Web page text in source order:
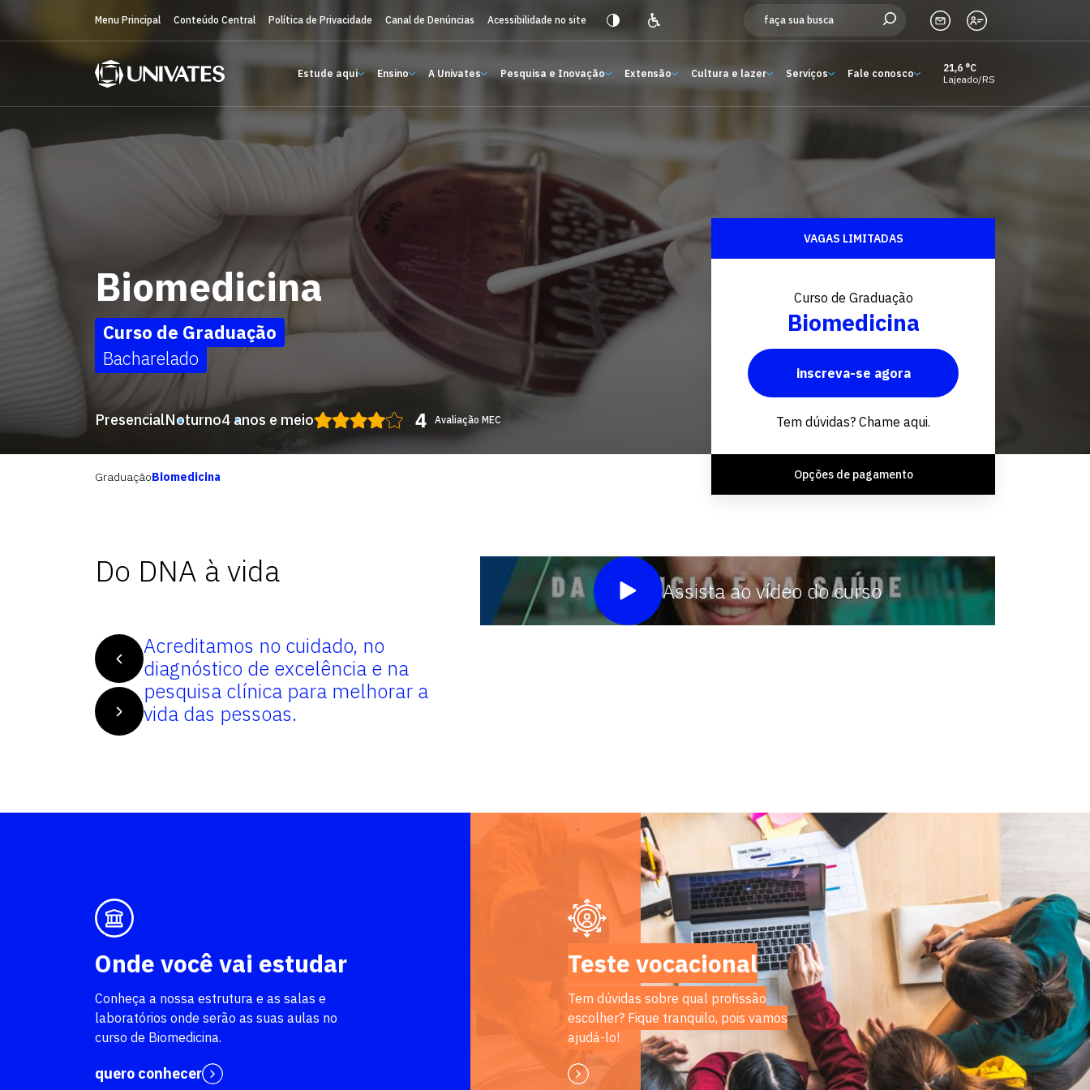
Menu Principal Conteúdo Central Política de Privacidade Canal de Denúncias Acessibilidade no site
Estude aqui Ensino A Univates Pesquisa e Inovação Extensão Cultura e lazer Serviços Fale conosco
21,6 °C
Lajeado/RS
Estude aqui
Cultura e lazer
Serviços
Fale conosco
Biomedicina
Curso de Graduação
Bacharelado
PresencialNoturno4 anos e meio Avaliação MEC
VAGAS LIMITADAS
Curso de Graduação
Biomedicina
inscreva-se agora
Tem dúvidas? Chame aqui.
Opções de pagamento
GraduaçãoBiomedicina
Do DNA à vida
Acreditamos no cuidado, no
diagnóstico de excelência e na
pesquisa clínica para melhorar a
vida das pessoas.
Assista ao vídeo do curso
Onde você vai estudar
Conheça a nossa estrutura e as salas e
laboratórios onde serão as suas aulas no
curso de Biomedicina.
quero conhecer
Teste vocacional
Tem dúvidas sobre qual profissão
escolher? Fique tranquilo, pois vamos
ajudá-lo!